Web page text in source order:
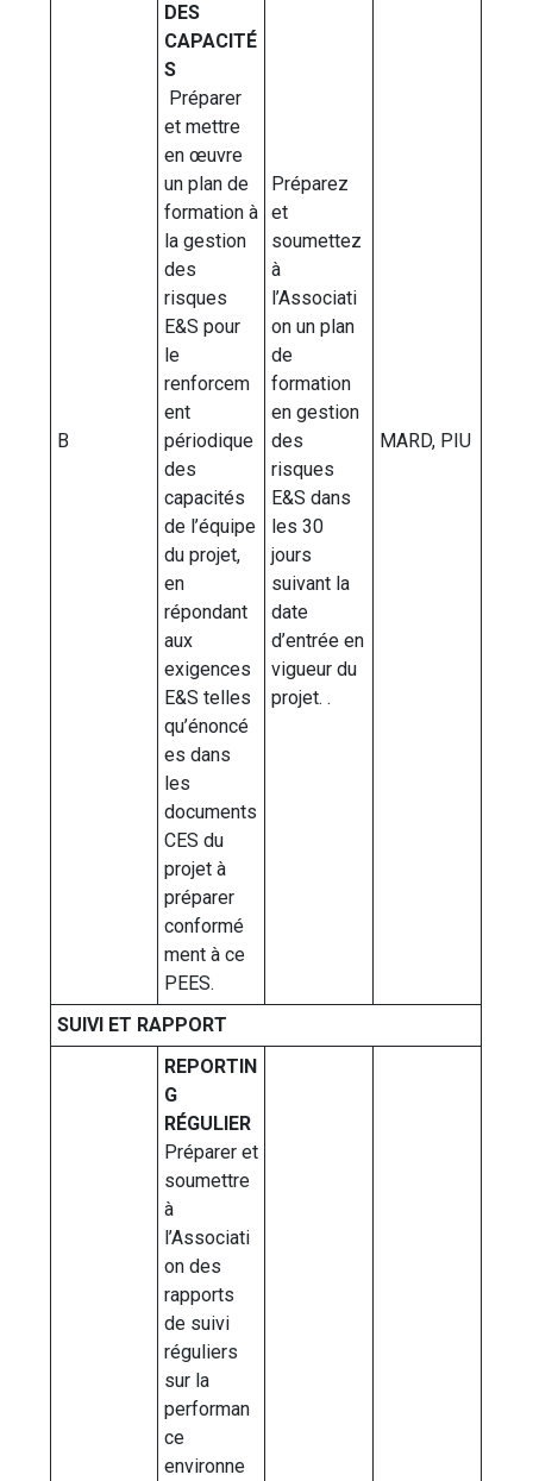
B
DES
CAPACITÉ
S
Préparer
et mettre
en œuvre
un plan de
formation à
la gestion
des
risques
E&S pour
le
renforcem
ent
périodique
des
capacités
de l’équipe
du projet,
en
répondant
aux
exigences
E&S telles
qu’énoncé
es dans
les
documents
CES du
projet à
préparer
conformé
ment à ce
PEES.
Préparez
et
soumettez
à
l’Associati
on un plan
de
formation
en gestion
des
risques
E&S dans
les 30
jours
suivant la
date
d’entrée en
vigueur du
projet. .
MARD, PIU
SUIVI ET RAPPORT
REPORTIN
G
RÉGULIER
Préparer et
soumettre
à
l’Associati
on des
rapports
de suivi
réguliers
sur la
performan
ce
environne